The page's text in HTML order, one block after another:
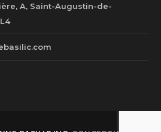
A, Saint-Augustin-de-